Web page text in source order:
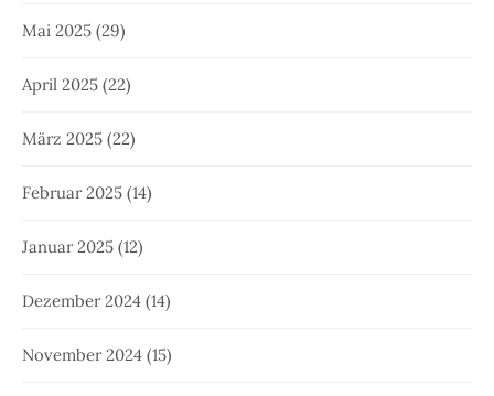
Mai 2025 (29)
April 2025 (22)
März 2025 (22)
Februar 2025 (14)
Januar 2025 (12)
Dezember 2024 (14)
November 2024 (15)